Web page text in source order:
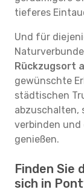
tieferes
Und für
Rückzugsort
gewünschte
städtischen
abzuschalten,
verbinden und
genießen.
Finden Sie
sich in